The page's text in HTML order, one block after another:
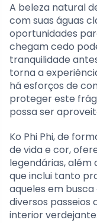
A beleza natural
com suas águas
oportunidades
chegam cedo
tranquilidade
torna a
há esforços de
proteger este
possa ser
Ko Phi Phi, de
de vida e cor,
legendárias, além
que inclui tanto
aqueles em
diversos passeios
interior verdejante.